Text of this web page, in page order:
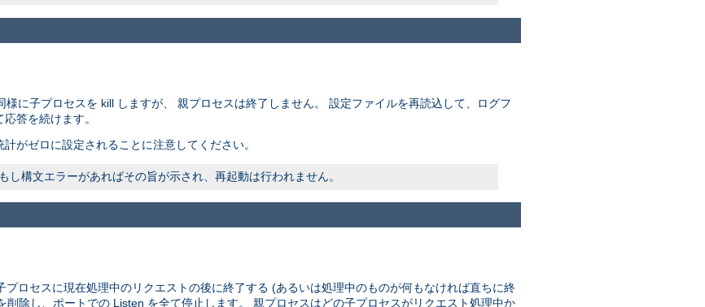
様に子プロセスを kill しますが、 親プロセスは終了しません。 設定ファイルを再読込して、ログフ
答を続けます。
がゼロに設定されることに注意してください。
構文エラーがあればその旨が示され、再起動は行われません。
プロセスに現在処理中のリクエストの後に終了する (あるいは処理中のものが何もなければ直ちに終
削除し、ポートでの Listen を全て停止します。 親プロセスはどの子プロセスがリクエスト処理中か